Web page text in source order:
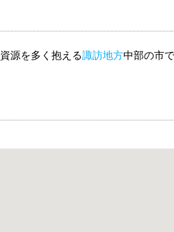
源を多く抱える諏訪地方中部の市